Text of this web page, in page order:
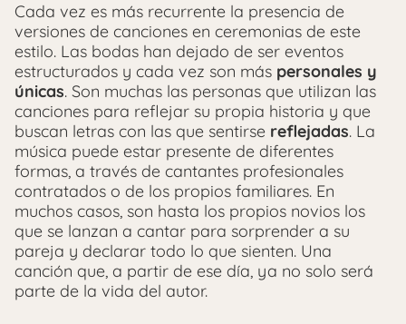
Cada vez es más recurrente la presencia de
versiones de canciones en ceremonias de este
estilo. Las bodas han dejado de ser eventos
estructurados y cada vez son más personales y
únicas. Son muchas las personas que utilizan las
canciones para reflejar su propia historia y que
buscan letras con las que sentirse reflejadas. La
música puede estar presente de diferentes
formas, a través de cantantes profesionales
contratados o de los propios familiares. En
muchos casos, son hasta los propios novios los
que se lanzan a cantar para sorprender a su
pareja y declarar todo lo que sienten. Una
canción que, a partir de ese día, ya no solo será
parte de la vida del autor.